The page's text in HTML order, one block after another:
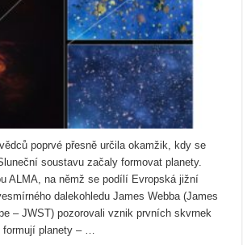
poprvé přesně určila okamžik, kdy se
soustavu začaly formovat planety.
ALMA, na němž se podílí Evropská jižní
dalekohledu James Webba (James
– JWST) pozorovali vznik prvních skvrnek
formují planety – …